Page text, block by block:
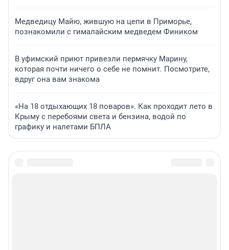
Медведицу Майю, жившую на цепи в Приморье,
познакомили с гималайским медведем Фиником
В уфимский приют привезли пермячку Марину,
которая почти ничего о себе не помнит. Посмотрите,
вдруг она вам знакома
«На 18 отдыхающих 18 поваров». Как проходит лето в
Крыму с перебоями света и бензина, водой по
графику и налетами БПЛА